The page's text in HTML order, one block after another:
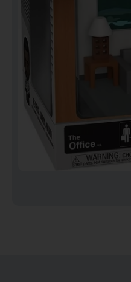
Notebooks
Puzzles
Video Games فيديو
قيمز
علي بحر ـ فرقة الإخوة
البحرينية
عروض خاصه 750 فلس
BACK TO SCHOOL العودة